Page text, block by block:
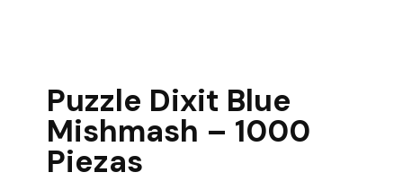
Puzzle Dixit Blue
Mishmash – 1000
Piezas